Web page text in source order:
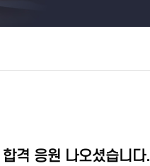
격 응원 나오셨습니다.